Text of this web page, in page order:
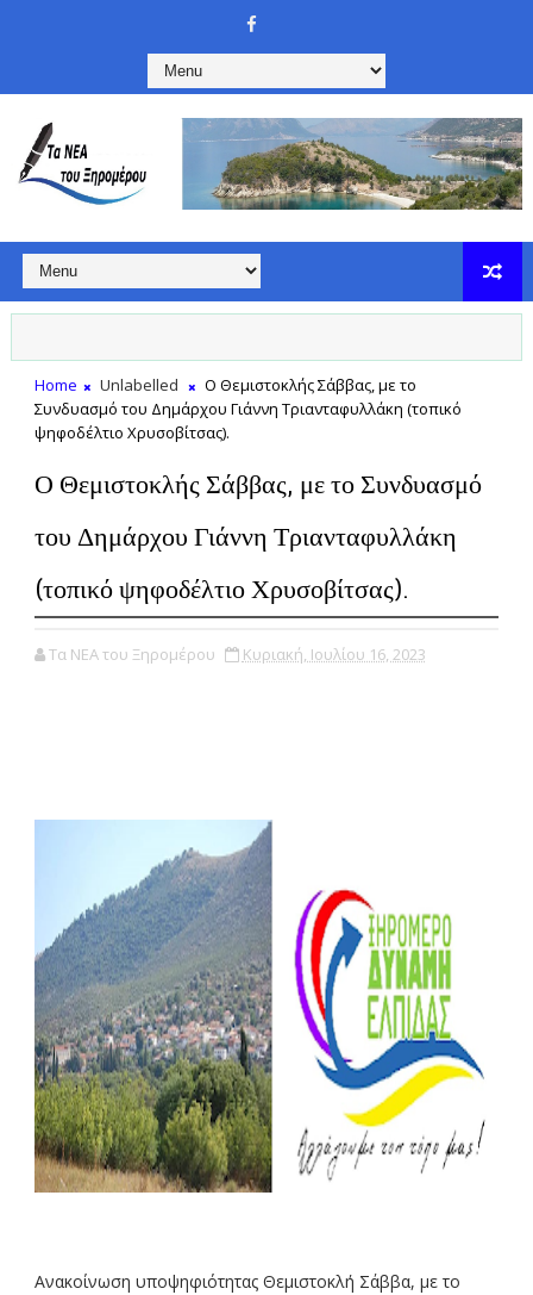
Home Unlabelled
Ο Θεμιστοκλής Σάββας, με το
Συνδυασμό του Δημάρχου Γιάννη Τριανταφυλλάκη (τοπικό
ψηφοδέλτιο Χρυσοβίτσας).
Ο Θεμιστοκλής Σάββας, με το Συνδυασμό
του Δημάρχου Γιάννη Τριανταφυλλάκη
(τοπικό ψηφοδέλτιο Χρυσοβίτσας).
Τα ΝΕΑ του Ξηρομέρου Κυριακή, Ιουλίου 16, 2023
Ανακοίνωση υποψηφιότητας Θεμιστοκλή Σάββα, με το